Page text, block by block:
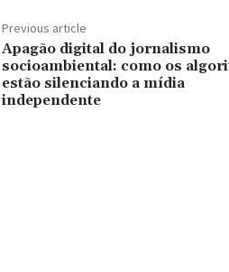
Previous article
Apagão digital do jornalismo
socioambiental: como os
estão silenciando a mídia
independente